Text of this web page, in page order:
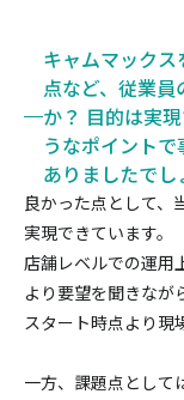
キャムマック
点など、従業
か？ 目的は実
うなポイント
ありましたでし
良かった点として、
実現できています。
店舗レベルでの運用
より要望を聞きなが
スタート時点より現
一方、課題点として